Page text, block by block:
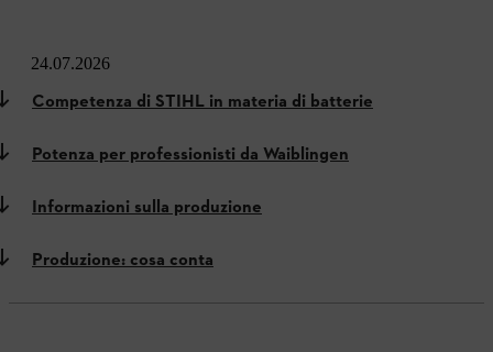
24.07.2026
Competenza di STIHL in materia di batterie
Potenza per professionisti da Waiblingen
Informazioni sulla produzione
Produzione: cosa conta